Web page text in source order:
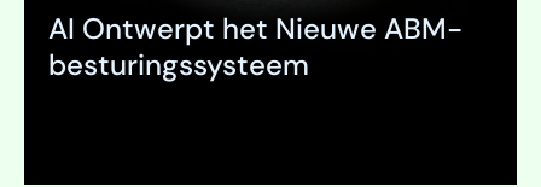
AI Ontwerpt het Nieuwe ABM-
besturingssysteem